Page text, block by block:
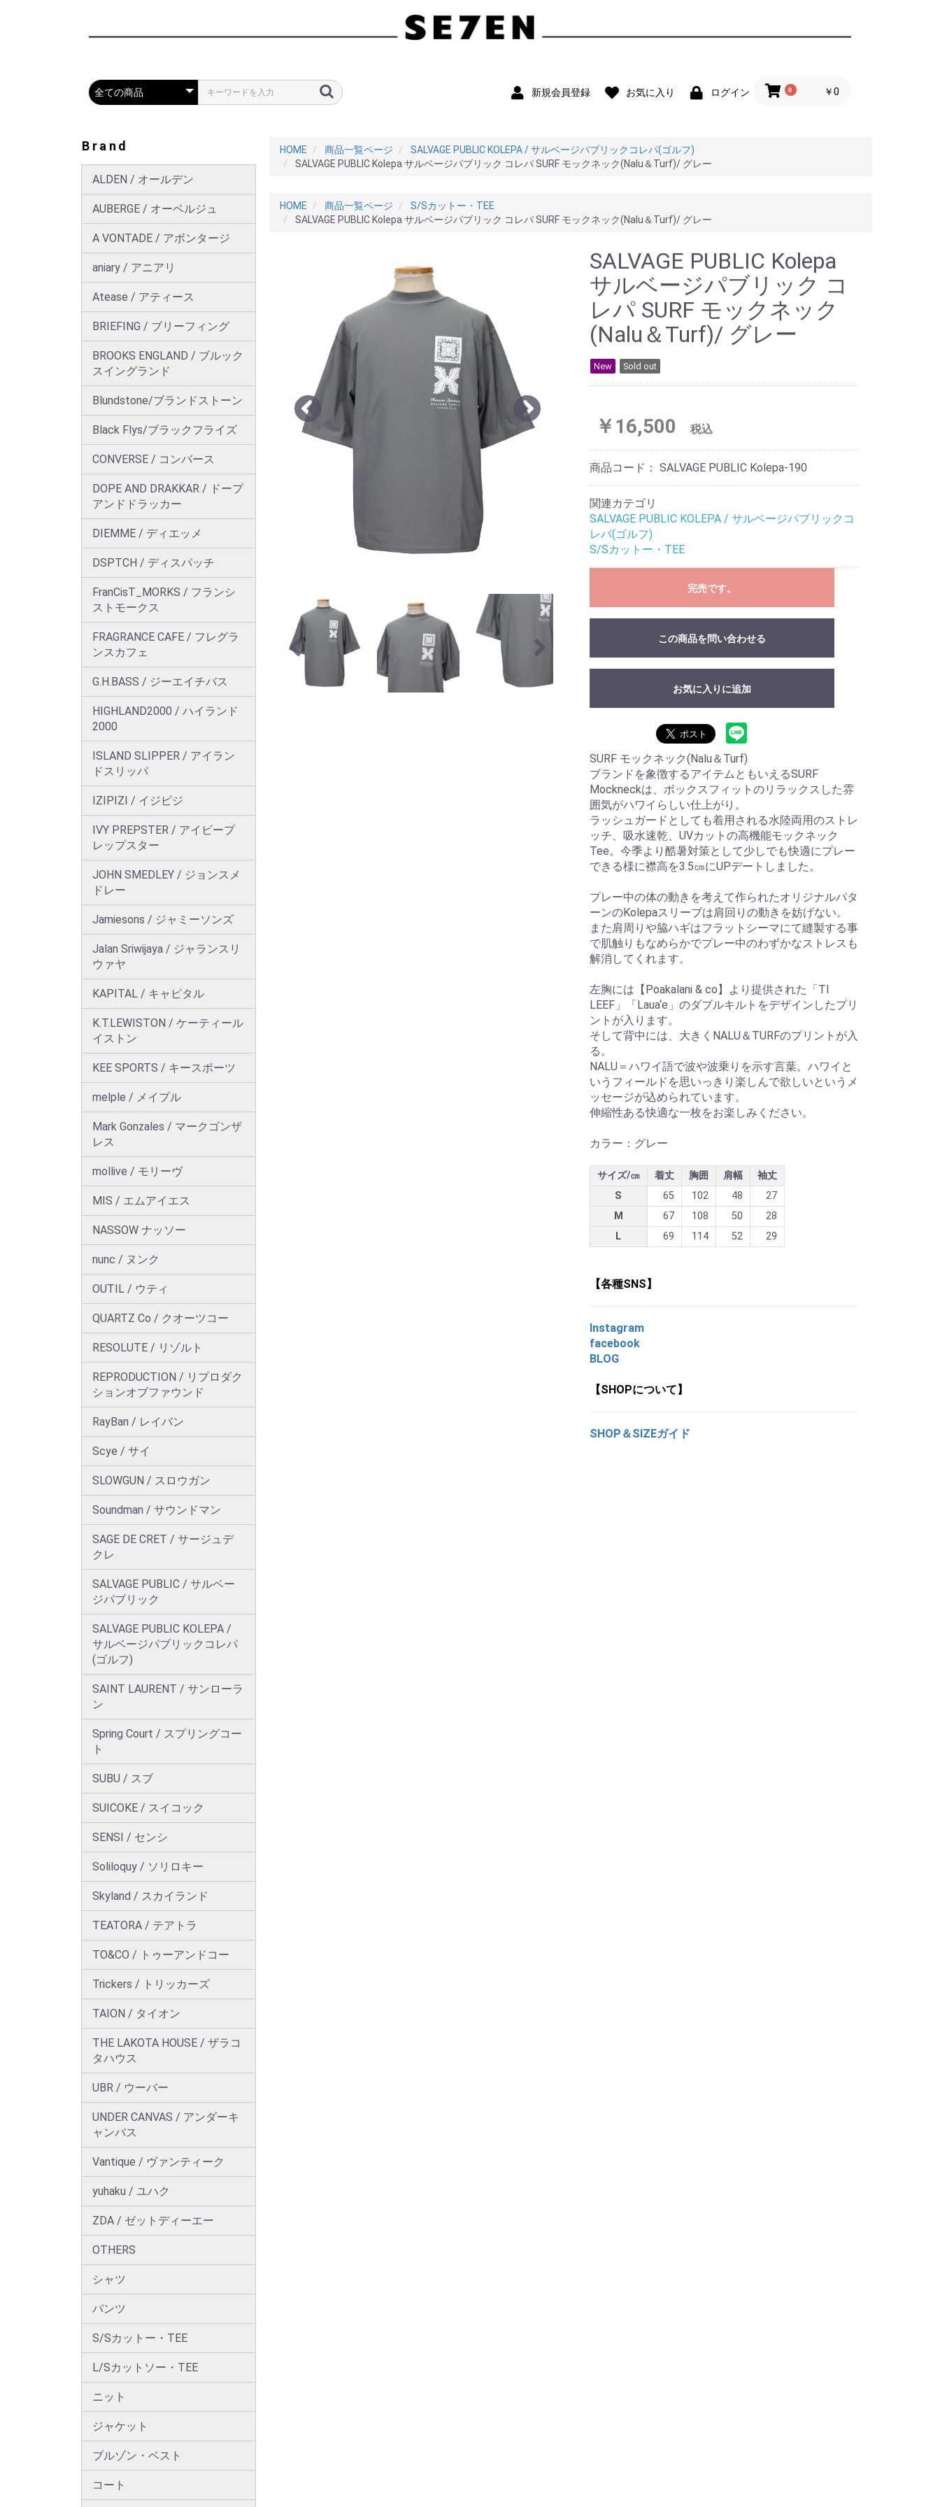
新規会員登録 お気に入り ログイン 0 ￥0
Brand
ALDEN / オールデン
AUBERGE / オーベルジュ
A VONTADE / アボンタージ
aniary / アニアリ
Atease / アティース
BRIEFING / ブリーフィング
BROOKS ENGLAND / ブルック
スイングランド
Blundstone/ブランドストーン
Black Flys/ブラックフライズ
CONVERSE / コンバース
DOPE AND DRAKKAR / ドープ
アンドドラッカー
DIEMME / ディエッメ
DSPTCH / ディスパッチ
FranCisT_MORKS / フランシ
ストモークス
FRAGRANCE CAFE / フレグラ
ンスカフェ
G.H.BASS / ジーエイチバス
HIGHLAND2000 / ハイランド
2000
ISLAND SLIPPER / アイラン
ドスリッパ
IZIPIZI / イジピジ
IVY PREPSTER / アイビープ
レップスター
JOHN SMEDLEY / ジョンスメ
ドレー
Jamiesons / ジャミーソンズ
Jalan Sriwijaya / ジャランスリ
ウァヤ
KAPITAL / キャピタル
K.T.LEWISTON / ケーティール
イストン
KEE SPORTS / キースポーツ
melple / メイプル
Mark Gonzales / マークゴンザ
レス
mollive / モリーヴ
MIS / エムアイエス
NASSOW ナッソー
nunc / ヌンク
OUTIL / ウティ
QUARTZ Co / クオーツコー
RESOLUTE / リゾルト
REPRODUCTION / リプロダク
ションオブファウンド
RayBan / レイバン
Scye / サイ
SLOWGUN / スロウガン
Soundman / サウンドマン
SAGE DE CRET / サージュデ
クレ
SALVAGE PUBLIC / サルベー
ジパブリック
SALVAGE PUBLIC KOLEPA /
サルベージパブリックコレパ
(ゴルフ)
SAINT LAURENT / サンローラ
ン
Spring Court / スプリングコー
ト
SUBU / スブ
SUICOKE / スイコック
SENSI / センシ
Soliloquy / ソリロキー
Skyland / スカイランド
TEATORA / テアトラ
TO&CO / トゥーアンドコー
Trickers / トリッカーズ
TAION / タイオン
THE LAKOTA HOUSE / ザラコ
タハウス
UBR / ウーバー
UNDER CANVAS / アンダーキ
ャンバス
Vantique / ヴァンティーク
yuhaku / ユハク
ZDA / ゼットディーエー
OTHERS
シャツ
パンツ
S/Sカットー・TEE
L/Sカットソー・TEE
ニット
ジャケット
ブルゾン・ベスト
コート
HOME 商品一覧ページ
SALVAGE PUBLIC KOLEPA / サルベージパブリックコレパ(ゴルフ)
SALVAGE PUBLIC Kolepa サルベージパブリック コレパ SURF モックネック(Nalu＆Turf)/ グレー
HOME 商品一覧ページ
S/Sカットー・TEE
SALVAGE PUBLIC Kolepa サルベージパブリック コレパ SURF モックネック(Nalu＆Turf)/ グレー
SALVAGE PUBLIC Kolepa
サルベージパブリック コ
レパ SURF モックネック
(Nalu＆Turf)/ グレー
New Sold out
￥16,500 税込
商品コード： SALVAGE PUBLIC Kolepa-190
関連カテゴリ
SALVAGE PUBLIC KOLEPA / サルベージパブリックコ
レパ(ゴルフ)
S/Sカットー・TEE
完売です。
この商品を問い合わせる
お気に入りに追加
SURF モックネック(Nalu＆Turf)
ブランドを象徴するアイテムともいえるSURF
Mockneckは、ボックスフィットのリラックスした雰
囲気がハワイらしい仕上がり。
ラッシュガードとしても着用される水陸両用のストレ
ッチ、吸水速乾、UVカットの高機能モックネック
Tee。今季より酷暑対策として少しでも快適にプレー
できる様に襟高を3.5㎝にUPデートしました。
プレー中の体の動きを考えて作られたオリジナルパタ
ーンのKolepaスリーブは肩回りの動きを妨げない。
また肩周りや脇ハギはフラットシーマにて縫製する事
で肌触りもなめらかでプレー中のわずかなストレスも
解消してくれます。
左胸には【Poakalani & co】より提供された「TI
LEEF」「Laua‘e」のダブルキルトをデザインしたプリ
ントが入ります。
そして背中には、大きくNALU＆TURFのプリントが入
る。
NALU＝ハワイ語で波や波乗りを示す言葉。ハワイと
いうフィールドを思いっきり楽しんで欲しいというメ
ッセージが込められています。
伸縮性ある快適な一枚をお楽しみください。
カラー：グレー
サイズ/㎝ 着丈 胸囲 肩幅
袖丈
S
65 102 48
27
M
67 108 50
28
L
69 114 52 29
【各種SNS】
Instagram
facebook
BLOG
【SHOPについて】
SHOP＆SIZEガイド